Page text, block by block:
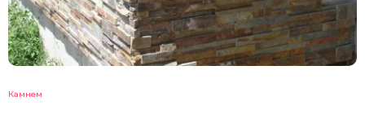
Камнем